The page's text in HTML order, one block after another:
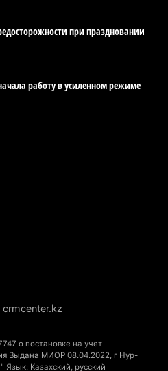
нового
и новых
нового
суда
день не могут
ущелье
лицензии 350
253
при праздновании
работу в усиленном режиме
о постановке на учет
Выдана МИОР 08.04.2022, г Нур-
Казахский, русский